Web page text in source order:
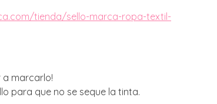
tienda/sello-marca-ropa-textil-
a marcarlo!
para que no se seque la tinta.